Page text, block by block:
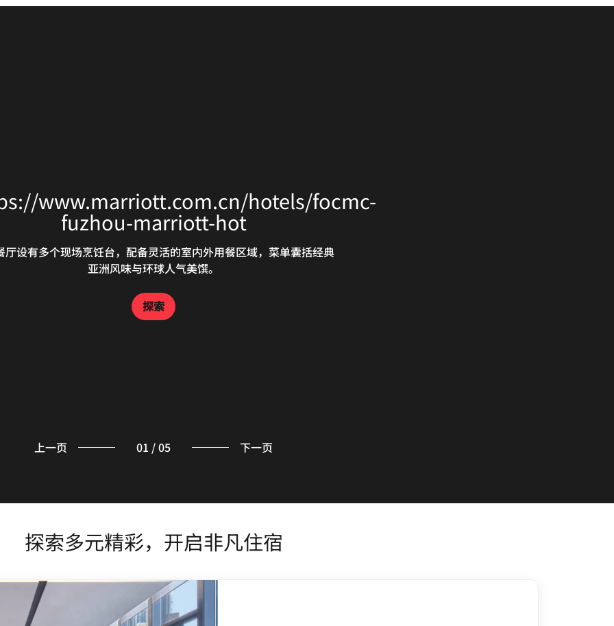
www.marriott.com.cn/hotels/focmc-
fuzhou-marriott-hot
厅设有多个现场烹饪台，配备灵活的室内外用餐区域，菜单囊括经典
亚洲风味与环球人气美馔。
探索
上一页 01 /05 下一页
探索多元精彩，开启非凡住宿